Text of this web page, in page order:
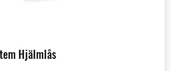
Hjälmlås